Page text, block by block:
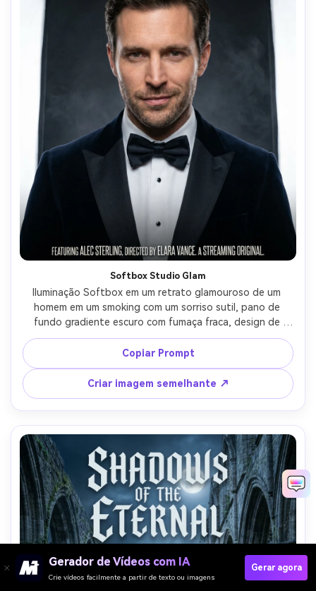
Softbox Studio Glam
Iluminação Softbox em um retrato glamouroso de um
homem em um smoking com um sorriso sutil, pano de
fundo gradiente escuro com fumaça fraca, design de
cartaz de streaming de alta qualidade com título ousado
na parte superior e bloco de faturamento limpo na parte
inferior, Canon R5, 85mm f/1.4, enquadramento apertado
de cabeça e ombros, humor luxuoso, textura de pele
fotorealista, detalhe de tecido de terno nítido, alta
resolução, sem logotipos- -ar 4:5
Copiar Prompt
Criar imagem semelhante ↗
Gerador de Vídeos com IA
Crie vídeos facilmente a partir de texto ou imagens
Gerar agora